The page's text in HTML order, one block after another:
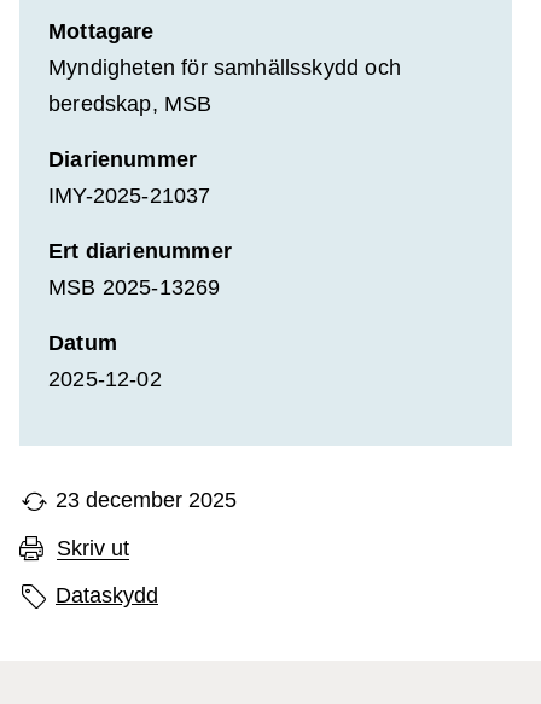
Mottagare
Myndigheten för samhällsskydd och
beredskap, MSB
Diarienummer
IMY-2025-21037
Ert diarienummer
MSB 2025-13269
Datum
2025-12-02
23 december 2025
Skriv ut
Sidans etiketter
Dataskydd